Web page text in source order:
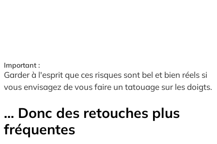
Important :
Garder à l'esprit que ces risques sont bel et bien réels si
vous envisagez de vous faire un tatouage sur les doigts.
... Donc des retouches plus
fréquentes